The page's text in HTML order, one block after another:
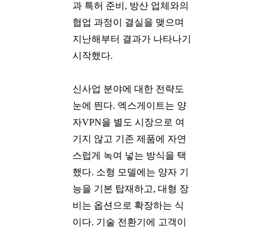
과 특허 준비, 방산 업체와의
협업 과정이 결실을 맺으며
지난해부터 결과가 나타나기
시작했다.
신사업 분야에 대한 전략도
눈에 띈다. 엑스게이트는 양
자VPN을 별도 시장으로 여
기지 않고 기존 제품에 자연
스럽게 녹여 넣는 방식을 택
했다. 소형 모델에는 양자 기
능을 기본 탑재하고, 대형 장
비는 옵션으로 확장하는 식
이다. 기술 전환기에 고객이